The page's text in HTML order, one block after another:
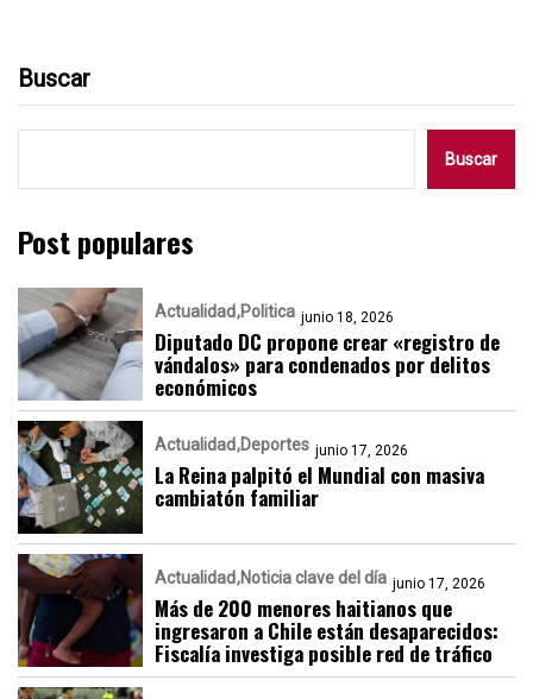
Buscar
Buscar
Post populares
Actualidad Politica junio 18, 2026
Diputado DC propone crear «registro de
vándalos» para condenados por delitos
económicos
Actualidad Deportes junio 17, 2026
La Reina palpitó el Mundial con masiva
cambiatón familiar
Actualidad Noticia clave del día junio 17, 2026
Más de 200 menores haitianos que
ingresaron a Chile están desaparecidos:
Fiscalía investiga posible red de tráfico